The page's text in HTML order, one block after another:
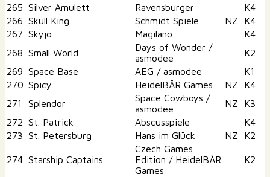
265 Silver Amulett Ravensburger
K4
266 Skull King Schmidt Spiele NZ
K4
267 Skyjo Magilano
K4
268 Small World
Days of Wonder /
asmodee
K2
269 Space Base AEG / asmodee
K1
270 Spicy HeidelBÄR Games NZ
K4
271
Splendor
Space Cowboys /
asmodee
NZ
K3
272 St. Patrick Abscusspiele
K4
273 St. Petersburg Hans im Glück NZ K2
274 Starship Captains
Czech Games
Edition / HeidelBÄR
Games
K2